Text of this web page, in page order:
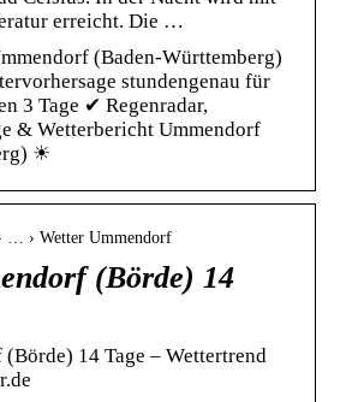
erreicht. Die …
(Baden-Württemberg)
stundengenau für
3 Tage ✔ Regenradar,
& Wetterbericht Ummendorf
☀
… › Wetter Ummendorf
(Börde) 14
14 Tage – Wettertrend